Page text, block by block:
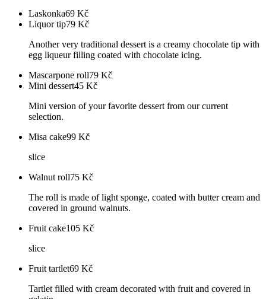
Laskonka69 Kč
Liquor tip79 Kč
Another very traditional dessert is a creamy chocolate tip with
egg liqueur filling coated with chocolate icing.
Mascarpone roll79 Kč
Mini dessert45 Kč
Mini version of your favorite dessert from our current
selection.
Misa cake99 Kč
slice
Walnut roll75 Kč
The roll is made of light sponge, coated with butter cream and
covered in ground walnuts.
Fruit cake105 Kč
slice
Fruit tartlet69 Kč
Tartlet filled with cream decorated with fruit and covered in